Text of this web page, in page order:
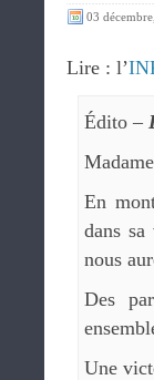
03
Lire : l’
Édito –
En
dans sa
nous
Des
Une